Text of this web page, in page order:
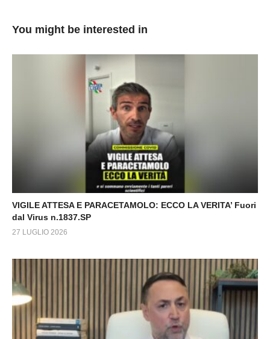
You might be interested in
VIGILE ATTESA E PARACETAMOLO: ECCO LA VERITA’ Fuori
dal Virus n.1837.SP
27 LUGLIO 2026